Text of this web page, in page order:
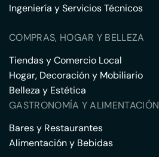
Ingeniería y Servicios Técnicos
COMPRAS, HOGAR Y BELLEZA
Tiendas y Comercio Local
Hogar, Decoración y Mobiliario
Belleza y Estética
GASTRONOMÍA Y ALIMENTACIÓN
Bares y Restaurantes
Alimentación y Bebidas